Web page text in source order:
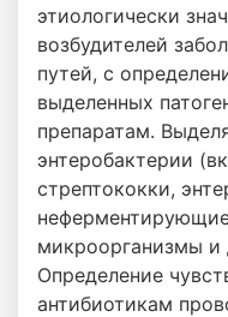
этиологически
возбудителей
путей, с
выделенных
препаратам.
энтеробактерии
стрептококки,
микроорганизмы
Определение
антибиотикам